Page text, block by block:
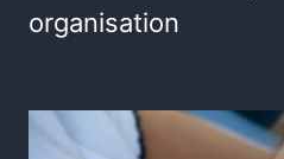
organisation